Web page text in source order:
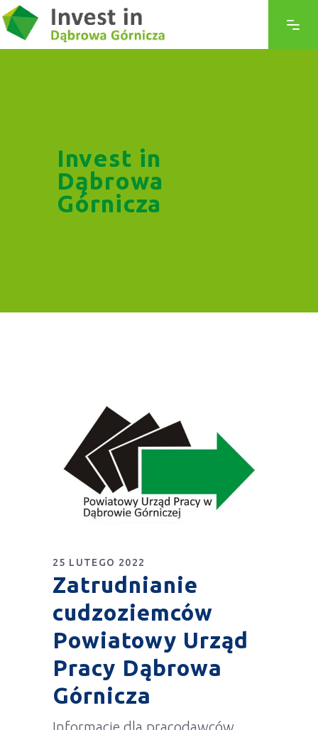
Invest in
Dąbrowa
Górnicza
25 LUTEGO 2022
Zatrudnianie
cudzoziemców
Powiatowy Urząd
Pracy Dąbrowa
Górnicza
Informacje dla pracodawców